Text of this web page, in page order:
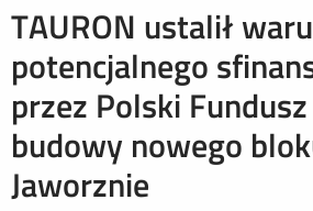
TAURON ustalił
potencjalnego
przez Polski
budowy nowego
Jaworznie